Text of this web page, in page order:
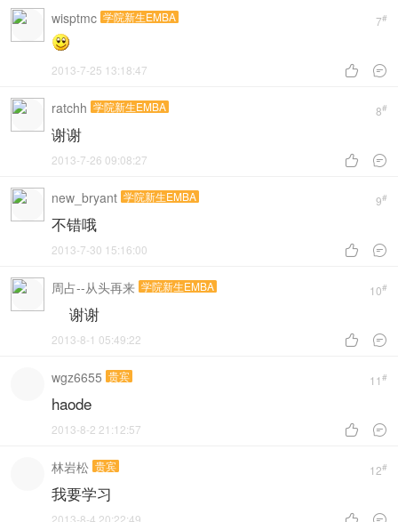
7#
wisptmc 学院新生EMBA
 
2013-7-25 13:18:47
8#
ratchh 学院新生EMBA
谢谢
 
2013-7-26 09:08:27
9#
new_bryant 学院新生EMBA
不错哦
 
2013-7-30 15:16:00
10#
周占--从头再来 学院新生EMBA
谢谢
 
2013-8-1 05:49:22
11 #
wgz6655 贵宾
haode
 
2013-8-2 21:12:57
12#
林岩松 贵宾
我要学习
2013-8-4 20:22:49